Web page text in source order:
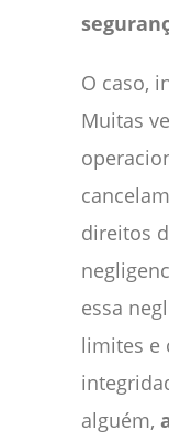
O caso,
Muitas
direitos
essa
limites e
alguém,